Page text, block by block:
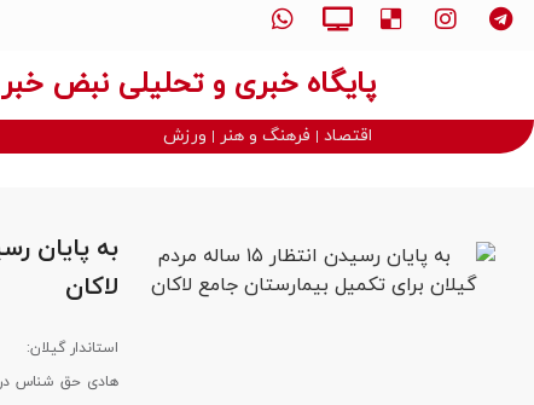
پایگاه خبری و تحلیلی نبض خبر
اقتصاد فرهنگ و هنر ورزش
لاکان
استاندار گیلان: